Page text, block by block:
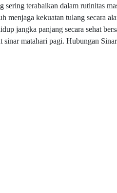
sering terabaikan dalam rutinitas
menjaga kekuatan tulang secara
jangka panjang secara sehat
matahari pagi. Hubungan